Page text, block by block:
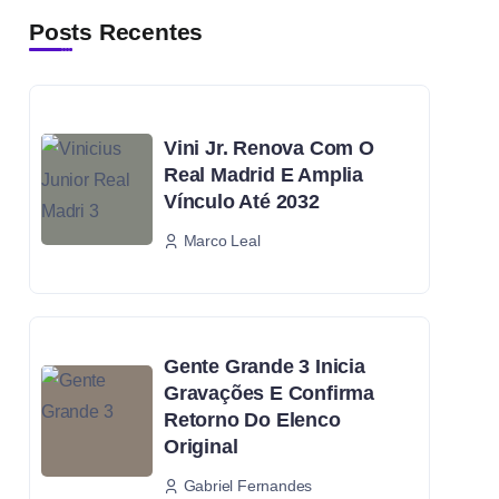
Posts Recentes
Vini Jr. Renova Com O
Real Madrid E Amplia
Vínculo Até 2032
Marco Leal
Gente Grande 3 Inicia
Gravações E Confirma
Retorno Do Elenco
Original
Gabriel Fernandes